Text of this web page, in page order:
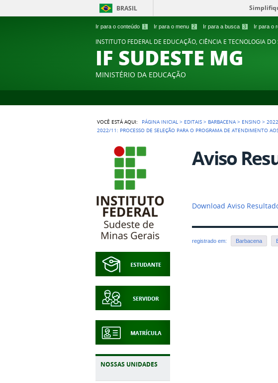
Ir para o conteúdo 1 Ir para o menu 2 Ir para a busca 3 Ir para o
BRASIL
INSTITUTO FEDERAL DE EDUCAÇÃO, CIÊNCIA E TECNOLOGIA
IF SUDESTE MG
MINISTÉRIO DA EDUCAÇÃO
VOCÊ ESTÁ AQUI: PÁGINA INICIAL > EDITAIS > BARBACENA > ENSINO >2022
2022/11: PROCESSO DE SELEÇÃO PARA O PROGRAMA DE ATENDIMENTO
NOSSAS UNIDADES
Aviso
Download Aviso
registrado em: Barbacena